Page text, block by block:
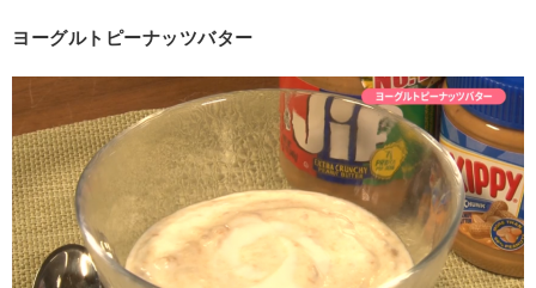
ヨーグルトピーナッツバター